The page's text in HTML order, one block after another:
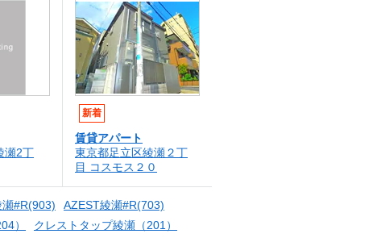
瀬2丁
新着
賃貸アパート
東京都足立区綾瀬２丁
目 コスモス２０
#R(903)
AZEST綾瀬#R(703)
）
クレストタップ綾瀬（201）